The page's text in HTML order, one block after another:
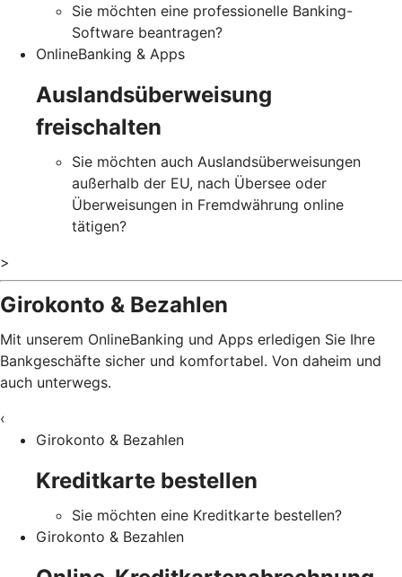
Sie möchten eine professionelle Banking-
Software beantragen?
OnlineBanking & Apps
Auslandsüberweisung
freischalten
Sie möchten auch Auslandsüberweisungen
außerhalb der EU, nach Übersee oder
Überweisungen in Fremdwährung online
tätigen?
>
Girokonto & Bezahlen
Mit unserem OnlineBanking und Apps erledigen Sie Ihre
Bankgeschäfte sicher und komfortabel. Von daheim und
auch unterwegs.
‹
Girokonto & Bezahlen
Kreditkarte bestellen
Sie möchten eine Kreditkarte bestellen?
Girokonto & Bezahlen